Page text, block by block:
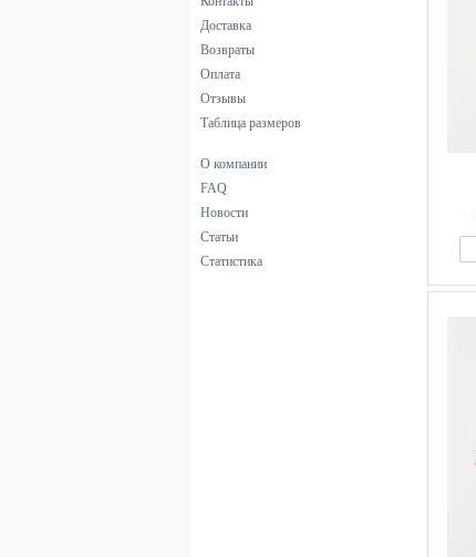
Доставка
Возвраты
Оплата
Отзывы
Таблица размеров
О компании
FAQ
Новости
Статьи
Статистика